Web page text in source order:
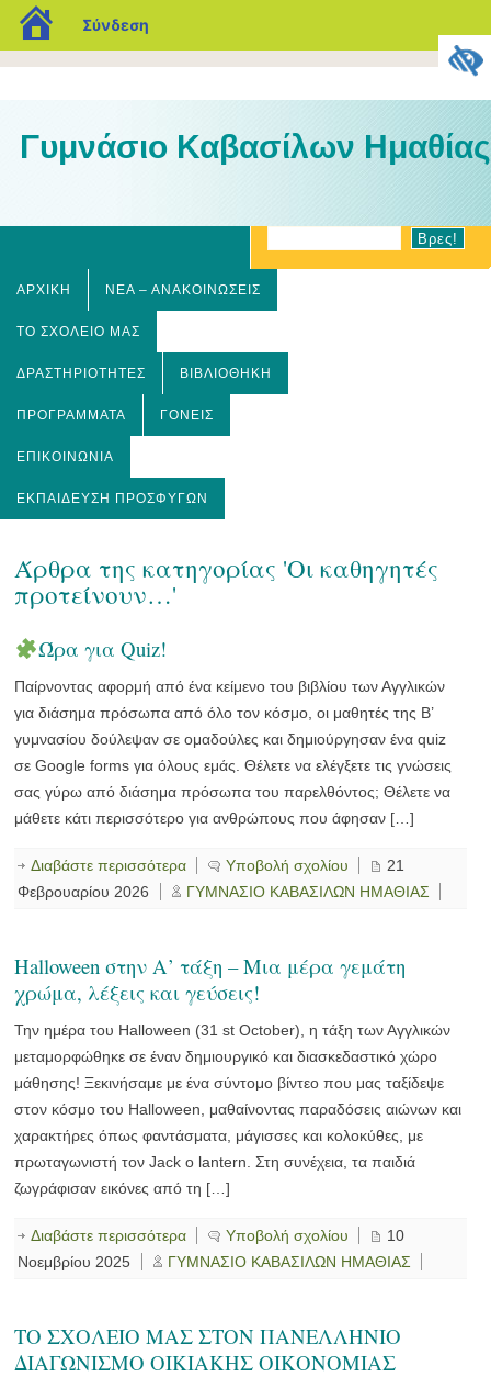
blogs.sch.gr
Σύνδεση
Γυμνάσιο Καβασίλων Ημαθίας
ΑΡΧΙΚΉ ΝΈΑ – ΑΝΑΚΟΙΝΏΣΕΙΣ
ΤΟ ΣΧΟΛΕΊΟ ΜΑΣ
ΔΡΑΣΤΗΡΙΌΤΗΤΕΣ ΒΙΒΛΙΟΘΉΚΗ
ΠΡΟΓΡΆΜΜΑΤΑ ΓΟΝΕΊΣ
ΕΠΙΚΟΙΝΩΝΊΑ
ΕΚΠΑΊΔΕΥΣΗ ΠΡΟΣΦΎΓΩΝ
Άρθρα της κατηγορίας 'Οι καθηγητές
προτείνουν…'
Ώρα για Quiz!
Παίρνοντας αφορμή από ένα κείμενο του βιβλίου των Αγγλικών
για διάσημα πρόσωπα από όλο τον κόσμο, οι μαθητές της Β’
γυμνασίου δούλεψαν σε ομαδούλες και δημιούργησαν ένα quiz
σε Google forms για όλους εμάς. Θέλετε να ελέγξετε τις γνώσεις
σας γύρω από διάσημα πρόσωπα του παρελθόντος; Θέλετε να
μάθετε κάτι περισσότερο για ανθρώπους που άφησαν […]
Διαβάστε περισσότερα Υποβολή σχολίου
21
Φεβρουαρίου 2026
ΓΥΜΝΑΣΙΟ ΚΑΒΑΣΙΛΩΝ ΗΜΑΘΙΑΣ
Halloween στην Α’ τάξη – Μια μέρα γεμάτη
χρώμα, λέξεις και γεύσεις!
Την ημέρα του Halloween (31 st October), η τάξη των Αγγλικών
μεταμορφώθηκε σε έναν δημιουργικό και διασκεδαστικό χώρο
μάθησης! Ξεκινήσαμε με ένα σύντομο βίντεο που μας ταξίδεψε
στον κόσμο του Halloween, μαθαίνοντας παραδόσεις αιώνων και
χαρακτήρες όπως φαντάσματα, μάγισσες και κολοκύθες, με
πρωταγωνιστή τον Jack o lantern. Στη συνέχεια, τα παιδιά
ζωγράφισαν εικόνες από τη […]
Διαβάστε περισσότερα Υποβολή σχολίου
10
Νοεμβρίου 2025
ΓΥΜΝΑΣΙΟ ΚΑΒΑΣΙΛΩΝ ΗΜΑΘΙΑΣ
ΤΟ ΣΧΟΛΕΙΟ ΜΑΣ ΣΤΟΝ ΠΑΝΕΛΛΗΝΙΟ
ΔΙΑΓΩΝΙΣΜΟ ΟΙΚΙΑΚΗΣ ΟΙΚΟΝΟΜΙΑΣ